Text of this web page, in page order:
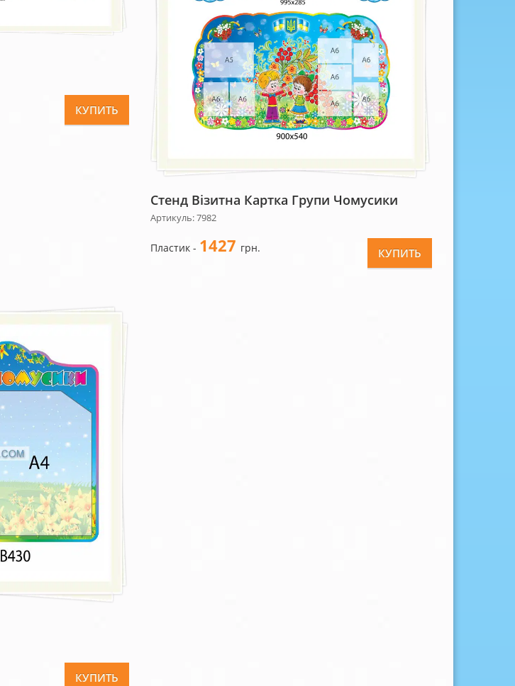
КУПИТЬ
Стенд Візитна Картка Групи Чомусики
Артикуль: 7982
Пластик - 1427 грн. КУПИТЬ
КУПИТЬ